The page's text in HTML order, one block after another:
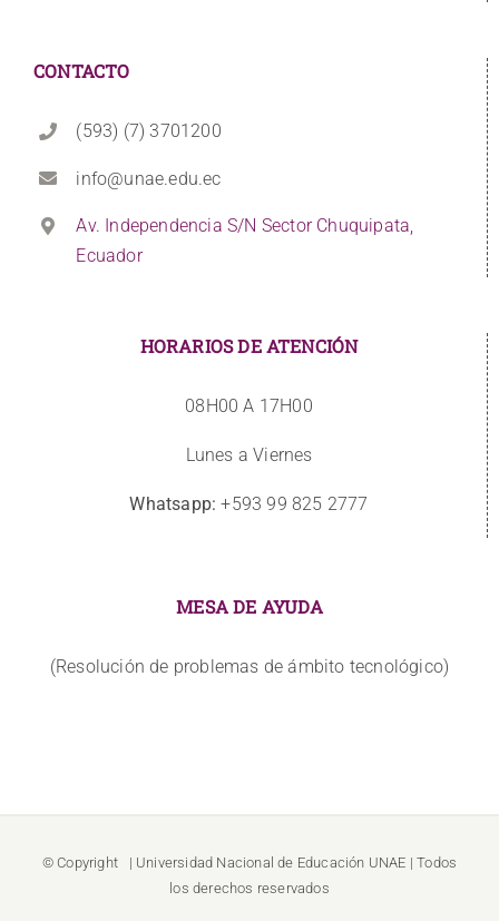
CONTACTO
(593) (7) 3701200
info@unae.edu.ec
Av. Independencia S/N Sector Chuquipata,
Ecuador
HORARIOS DE ATENCIÓN
08H00 A 17H00
Lunes a Viernes
Whatsapp: +593 99 825 2777
MESA DE AYUDA
(Resolución de problemas de ámbito tecnológico)
© Copyright | Universidad Nacional de Educación UNAE | Todos
los derechos reservados